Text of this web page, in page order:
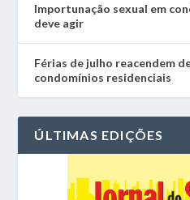
Importunação sexual em
deve agir
Férias de julho reacendem
condomínios residenciais
ÚLTIMAS EDIÇÕES